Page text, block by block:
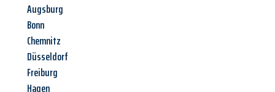
Augsburg
Bonn
Chemnitz
Düsseldorf
Freiburg
Hagen